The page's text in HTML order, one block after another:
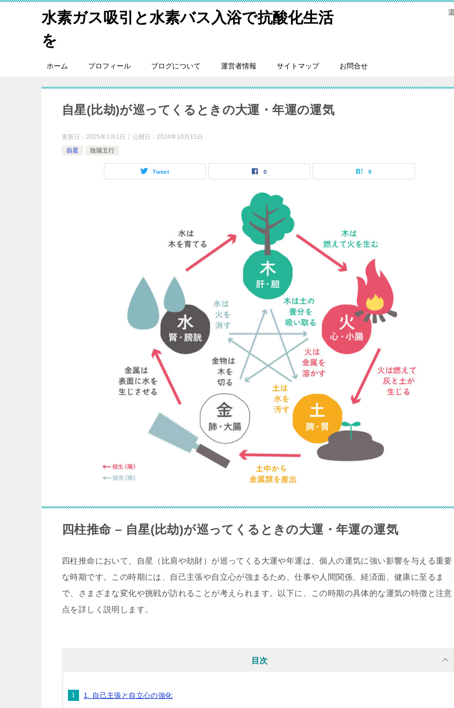
水素ガス吸引と水素バス入浴で抗酸化生活
を
ホーム プロフィール ブログについて 運営者情報 サイトマップ お問合せ
自星(比劫)が巡ってくるときの大運・年運の運気
更新日： 2025年2月1日 公開日： 2024年10月15日
自星
陰陽五行
Tweet 0 0
四柱推命 – 自星(比劫)が巡ってくるときの大運・年運の運気
四柱推命において、自星（比肩や劫財）が巡ってくる大運や年運は、個人の運気に強い影響を与える重要
な時期です。この時期には、自己主張や自立心が強まるため、仕事や人間関係、経済面、健康に至るま
で、さまざまな変化や挑戦が訪れることが考えられます。以下に、この時期の具体的な運気の特徴と注意
点を詳しく説明します。
目次
1. 自己主張と自立心の強化